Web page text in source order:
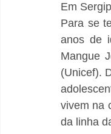
Em
Para se
anos de
Mangue
(Unicef).
vivem na
da linha